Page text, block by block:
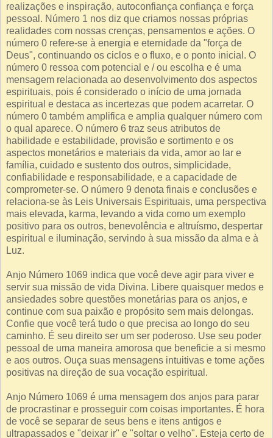
realizações e inspiração, autoconfiança confiança e força
pessoal. Número 1 nos diz que criamos nossas próprias
realidades com nossas crenças, pensamentos e ações. O
número 0 refere-se à energia e eternidade da "força de
Deus", continuando os ciclos e o fluxo, e o ponto inicial. O
número 0 ressoa com potencial e / ou escolha e é uma
mensagem relacionada ao desenvolvimento dos aspectos
espirituais, pois é considerado o início de uma jornada
espiritual e destaca as incertezas que podem acarretar. O
número 0 também amplifica e amplia qualquer número com
o qual aparece. O número 6 traz seus atributos de
habilidade e estabilidade, provisão e sortimento e os
aspectos monetários e materiais da vida, amor ao lar e
família, cuidado e sustento dos outros, simplicidade,
confiabilidade e responsabilidade, e a capacidade de
comprometer-se. O número 9 denota finais e conclusões e
relaciona-se às Leis Universais Espirituais, uma perspectiva
mais elevada, karma, levando a vida como um exemplo
positivo para os outros, benevolência e altruísmo, despertar
espiritual e iluminação, servindo à sua missão da alma e à
Luz.
Anjo Número 1069 indica que você deve agir para viver e
servir sua missão de vida Divina. Libere quaisquer medos e
ansiedades sobre questões monetárias para os anjos, e
continue com sua paixão e propósito sem mais delongas.
Confie que você terá tudo o que precisa ao longo do seu
caminho. É seu direito ser um ser poderoso. Use seu poder
pessoal de uma maneira amorosa que beneficie a si mesmo
e aos outros. Ouça suas mensagens intuitivas e tome ações
positivas na direção de sua vocação espiritual.
Anjo Número 1069 é uma mensagem dos anjos para parar
de procrastinar e prosseguir com coisas importantes. É hora
de você se separar de seus bens e itens antigos e
ultrapassados e "deixar ir" e "soltar o velho". Esteja certo de